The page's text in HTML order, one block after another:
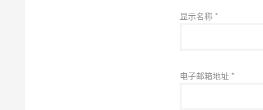
显示名称*
电子邮箱地址*